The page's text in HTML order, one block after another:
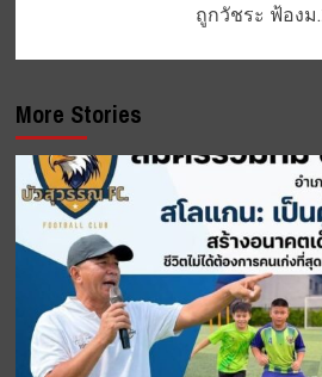
ถูกวัชระ ฟ้องม
More Stories